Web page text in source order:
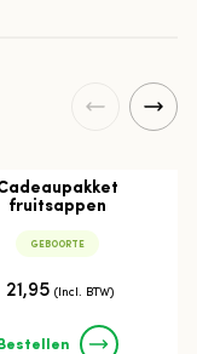
fruitsappen
GEBOORTE
21,95 (Incl. BTW)
Bestellen